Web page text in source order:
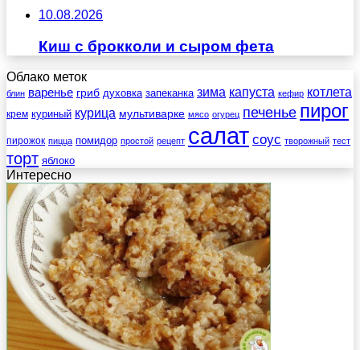
10.08.2026
Киш с брокколи и сыром фета
Облако меток
блин варенье гриб духовка запеканка зима капуста кефир котлета
крем куриный курица мультиварке мясо огурец печенье пирог
пирожок пицца помидор простой рецепт салат соус творожный тест
торт яблоко
Интересно